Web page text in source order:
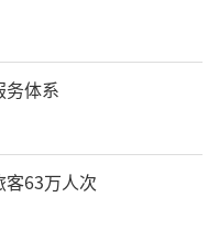
务体系
63万人次